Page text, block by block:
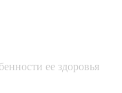
ее здоровья